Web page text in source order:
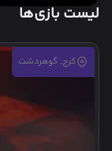
لیست بازی‌ها
کرج, گوهردشت